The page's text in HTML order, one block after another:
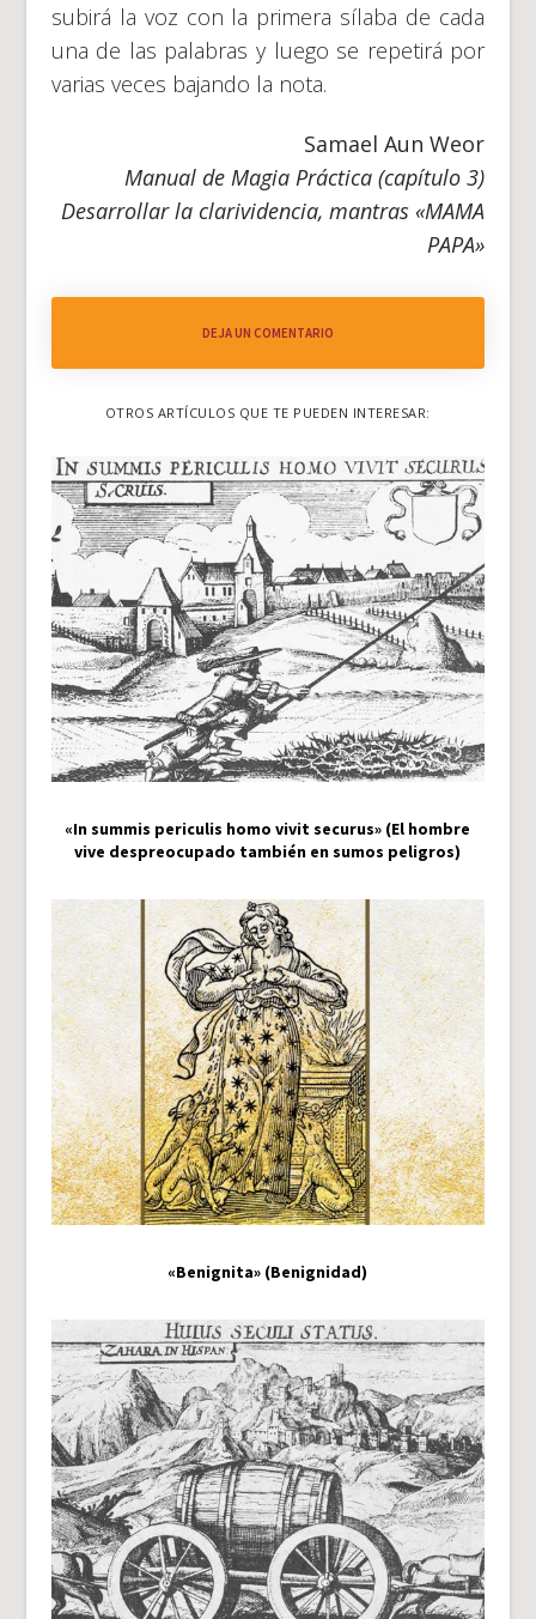
subirá la voz con la primera sílaba de cada
una de las palabras y luego se repetirá por
varias veces bajando la nota.
Samael Aun Weor
Manual de Magia Práctica (capítulo 3)
Desarrollar la clarividencia, mantras «MAMA
PAPA»
DEJA UN COMENTARIO
OTROS ARTÍCULOS QUE TE PUEDEN INTERESAR:
«In summis periculis homo vivit securus» (El hombre
vive despreocupado también en sumos peligros)
«Benignita» (Benignidad)